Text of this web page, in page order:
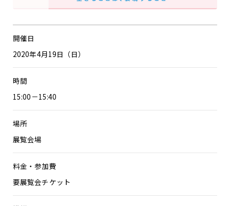
開催日
2020年4月19日（日）
時間
15:00－15:40
場所
展覧会場
料金・参加費
要展覧会チケット